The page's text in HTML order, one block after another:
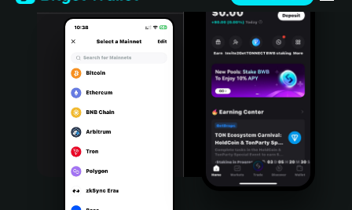
Italiano
Português (Portugal)
Bahasa Indonesia